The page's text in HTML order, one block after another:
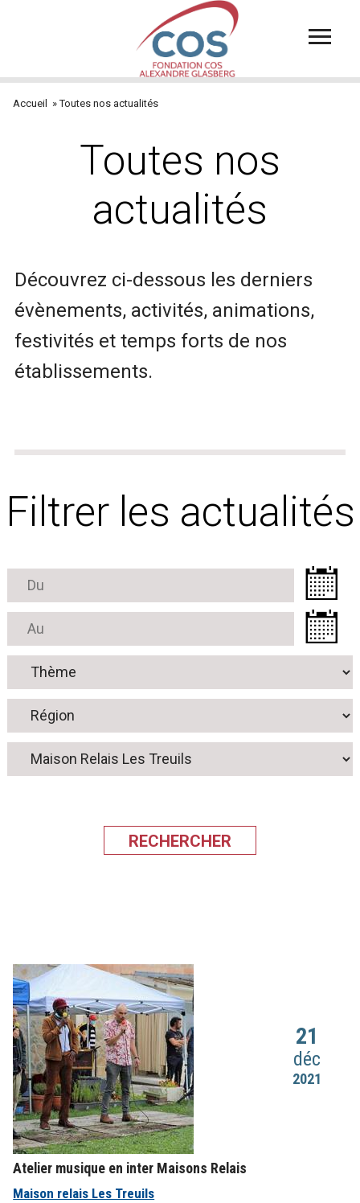
principal
d'Ariane
Accueil Toutes nos actualités
Toutes nos
actualités
Découvrez ci-dessous les derniers
évènements, activités, animations,
festivités et temps forts de nos
établissements.
Filtrer les actualités
21
déc
2021
Atelier musique en inter Maisons Relais
Maison relais Les Treuils